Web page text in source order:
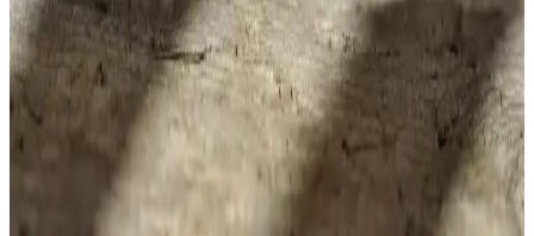
Slav Kahvesi: Geleneksel Tatlar ve Modern Tüketim
Eğilimleri Üzerine Analiz
Slav kahvesi, geleneksel hazırlama ve sunumuyla bölgesel kültürü
yansıtırken, modern tüketim alışkanlıklarına uyarlanarak pazarda
yerini güçlendiriyor.
Senseo Kahve Kapsülleri: Pratiklik ve Kalitenin
Birlikte Sunulduğu Kahve Çözümü